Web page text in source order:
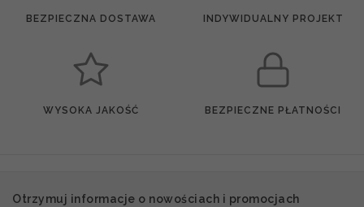
BEZPIECZNA DOSTAWA INDYWIDUALNY PROJEKT
WYSOKA JAKOŚĆ BEZPIECZNE PŁATNOŚCI
Otrzymuj informacje o nowościach i promocjach